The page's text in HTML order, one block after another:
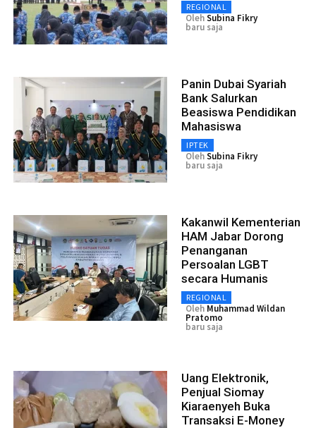
REGIONAL
OlehSubina Fikry
baru saja
Panin Dubai Syariah
Bank Salurkan
Beasiswa Pendidikan
Mahasiswa
IPTEK
OlehSubina Fikry
baru saja
Kakanwil Kementerian
HAM Jabar Dorong
Penanganan
Persoalan LGBT
secara Humanis
REGIONAL
Oleh Muhammad Wildan
Pratomo
baru saja
Uang Elektronik,
Penjual Siomay
Kiaraenyeh Buka
Transaksi E-Money